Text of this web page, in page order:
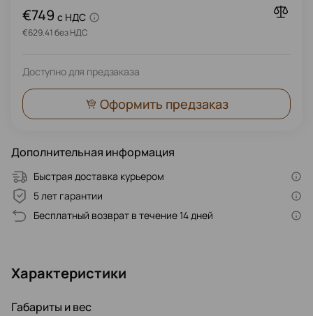
€749 c НДС
€629.41 без НДС
Доступно для предзаказа
Оформить предзаказ
Дополнительная информация
Быстрая доставка курьером
5 лет гарантии
Бесплатный возврат в течение 14 дней
Характеристики
Габариты и вес